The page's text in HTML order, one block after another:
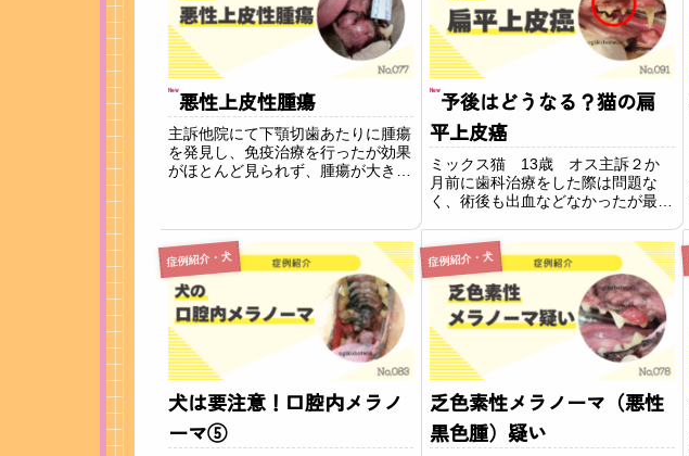
New悪性上皮性腫瘍
主訴他院にて下顎切歯あたりに腫瘍
を発見し、免疫治療を行ったが効果
がほとんど見られず、腫瘍が大きく
うに腫瘍が確認できました。現段階
で右下顎リンパ節の腫れも見られる
ため転移の可能性...
New予後はどうなる？猫の扁
平上皮癌
ミックス猫 13歳 オス主訴２か
月前に歯科治療をした際は問題な
く、術後も出血などなかったが最近
り、歯茎が盛り上がって来たことが
気になり来院されました。所見診察
時に上顎の歯茎が赤く広がっている
様子が確認できまし...
症例紹介・犬
犬は要注意！口腔内メラノ
ーマ⑤
症例紹介・犬
乏色素性メラノーマ（悪性
黒色腫）疑い